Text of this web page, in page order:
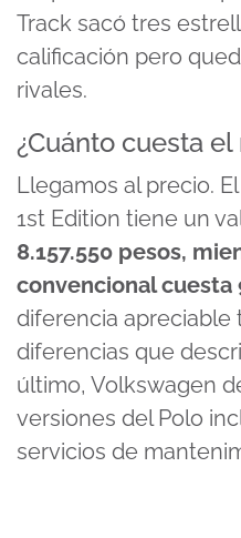
Track sacó tres
calificación pero
rivales.
¿Cuánto cuesta
Llegamos al precio.
1st Edition tiene un
8.157.550 pesos,
convencional cuesta
diferencia apreciable
diferencias que
último, Volkswagen
versiones del Polo
servicios de